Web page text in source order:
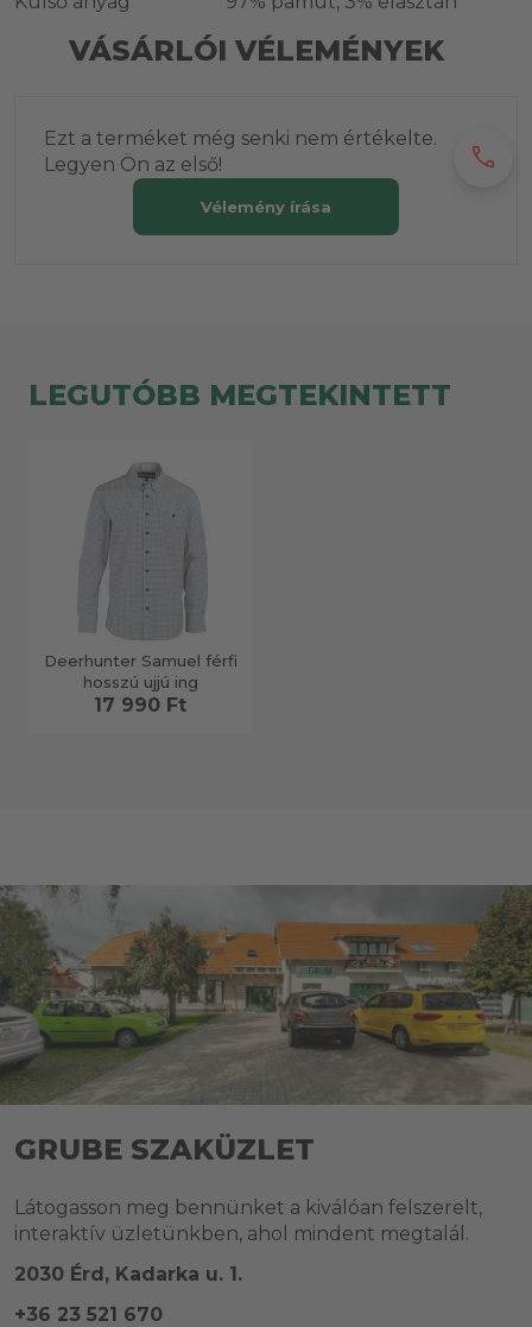
VÁSÁRLÓI VÉLEMÉNYEK
Ezt a terméket még senki nem értékelte.
Legyen Ön az első!
Vélemény írása
LEGUTÓBB MEGTEKINTETT
Deerhunter Samuel férfi
hosszú ujjú ing
17 990 Ft
call
GRUBE SZAKÜZLET
Látogasson meg bennünket a kiválóan felszerelt,
interaktív üzletünkben, ahol mindent megtalál.
2030 Érd, Kadarka u. 1.
+36 23 521 670